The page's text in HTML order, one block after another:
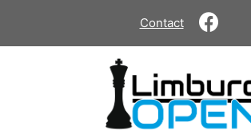
de
Contact